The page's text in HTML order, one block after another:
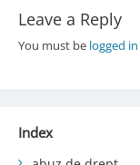
Leave a Reply
You must be logged in
Index